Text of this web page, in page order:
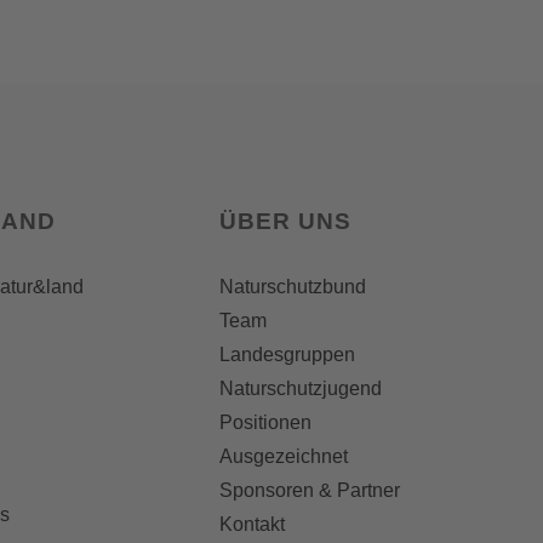
ÜBER UNS
Naturschutzbund
Team
Landesgruppen
Naturschutzjugend
Positionen
Ausgezeichnet
Sponsoren & Partner
Kontakt